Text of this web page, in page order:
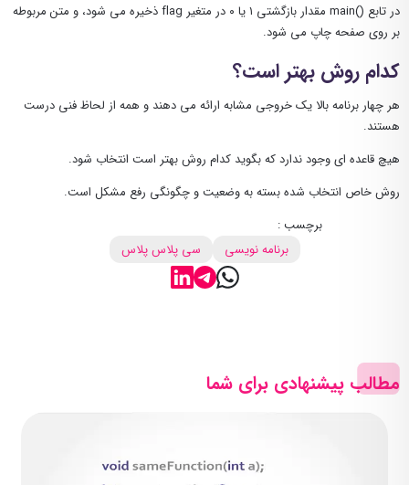
در تابع ()main مقدار بازگشتی ۱ یا ۰ در متغیر flag ذخیره می شود، و متن مربوطه
بر روی صفحه چاپ می شود.
کدام روش بهتر است؟
هر چهار برنامه بالا یک خروجی مشابه ارائه می دهند و همه از لحاظ فنی درست
هستند.
هیچ قاعده ای وجود ندارد که بگوید کدام روش بهتر است انتخاب شود.
روش خاص انتخاب شده بسته به وضعیت و چگونگی رفع مشکل است.
برچسب :
برنامه نویسی
سی پلاس پلاس
مطالب پیشنهادی برای شما